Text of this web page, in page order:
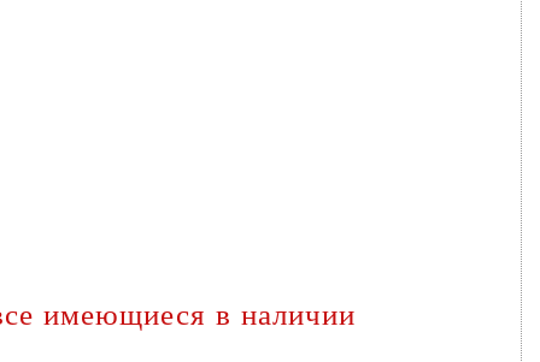
имеющиеся в наличии